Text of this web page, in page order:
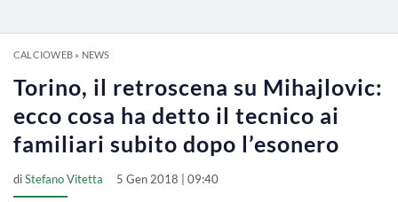
CALCIOWEB» NEWS
Torino, il retroscena su Mihajlovic:
ecco cosa ha detto il tecnico ai
familiari subito dopo l’esonero
diStefano Vitetta 5 Gen 2018 | 09:40